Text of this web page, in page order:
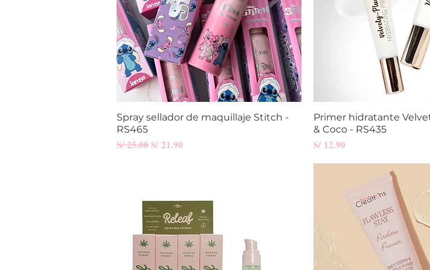
Vista rápida
Spray sellador de maquillaje Stitch -
RS465
Precio
S/ 25.00Precio de oferta
S/ 21.90
Vista
Primer hidratante
& Coco - RS435
Precio
S/ 12.90